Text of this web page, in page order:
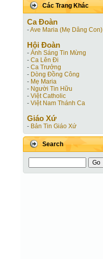
Các Trang Khác
Ca Ðoàn
-Ave Maria (Mẹ Dâng Con)
Hội Ðoàn
- Ánh Sáng Tin Mừng
- Ca Lên Đi
- Ca Trưởng
- Dòng Đồng Công
- Mẹ Maria
- Người Tin Hữu
- Việt Catholic
- Việt Nam Thánh Ca
Giáo Xứ
- Bản Tin Giáo Xứ
Search